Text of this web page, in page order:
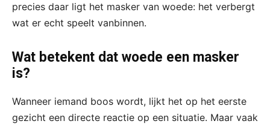
precies daar ligt het masker van woede: het verbergt
wat er echt speelt vanbinnen.
Wat betekent dat woede een masker
is?
Wanneer iemand boos wordt, lijkt het op het eerste
gezicht een directe reactie op een situatie. Maar vaak